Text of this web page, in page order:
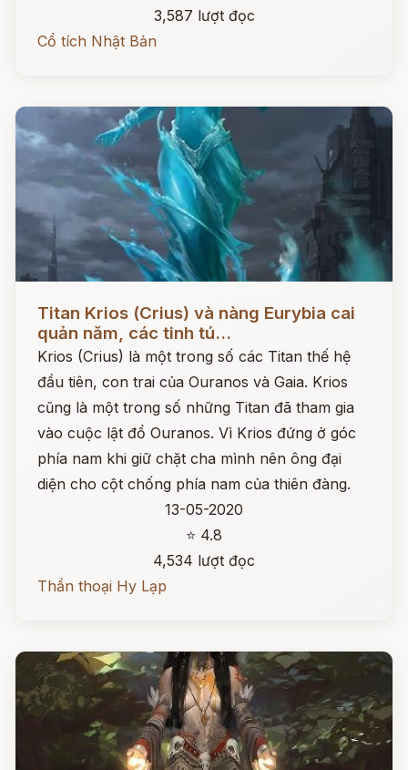
3,587 lượt đọc
Cổ tích Nhật Bản
Titan Krios (Crius) và nàng Eurybia cai
quản năm, các tinh tú...
Krios (Crius) là một trong số các Titan thế hệ
đầu tiên, con trai của Ouranos và Gaia. Krios
cũng là một trong số những Titan đã tham gia
vào cuộc lật đổ Ouranos. Vì Krios đứng ở góc
phía nam khi giữ chặt cha mình nên ông đại
diện cho cột chống phía nam của thiên đàng.
13-05-2020
⭐ 4.8
4,534 lượt đọc
Thần thoại Hy Lạp